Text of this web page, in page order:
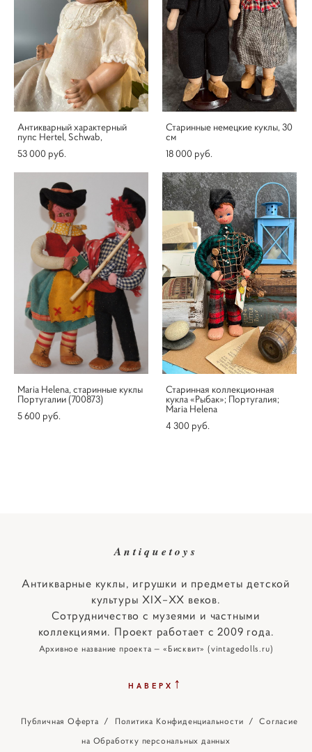
Антикварный характерный
пупс Hertel, Schwab,
53 000 pуб.
Старинные немецкие куклы, 30
см
18 000 pуб.
Maria Helena, старинные куклы
Португалии (700873)
5 600 pуб.
Старинная коллекционная
кукла «Рыбак»; Португалия;
Maria Helena
4 300 pуб.
Antiquetoys
Антикварные куклы, игрушки и предметы детской
культуры XIX–XX веков.
Сотрудничество с музеями и частными
коллекциями. Проект работает с 2009 года.
Архивное название проекта — «Бисквит» (vintagedolls.ru)
НАВЕРХ ↑
Публичная Оферта / Политика Конфиденциальности /Согласие
на Обработку персональных данных